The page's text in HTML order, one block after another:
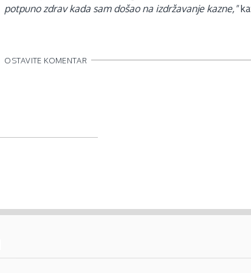
potpuno zdrav kada sam došao na izdržavanje kazne,"
OSTAVITE KOMENTAR